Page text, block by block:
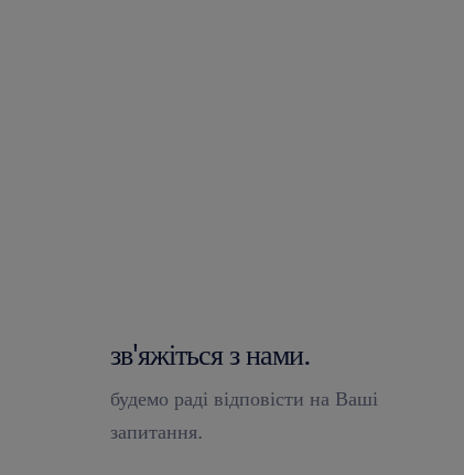
зв'яжіться з нами.
будемо раді відповісти на Ваші
запитання.